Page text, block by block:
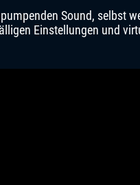
Sound, selbst
Einstellungen und